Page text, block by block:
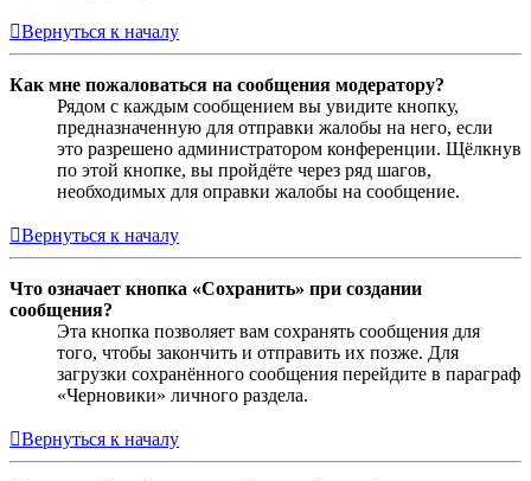
Вернуться к началу
Как мне пожаловаться на сообщения модератору?
Рядом с каждым сообщением вы увидите кнопку,
предназначенную для отправки жалобы на него, если
это разрешено администратором конференции. Щёлкнув
по этой кнопке, вы пройдёте через ряд шагов,
необходимых для оправки жалобы на сообщение.
Вернуться к началу
Что означает кнопка «Сохранить» при создании
сообщения?
Эта кнопка позволяет вам сохранять сообщения для
того, чтобы закончить и отправить их позже. Для
загрузки сохранённого сообщения перейдите в параграф
«Черновики» личного раздела.
Вернуться к началу